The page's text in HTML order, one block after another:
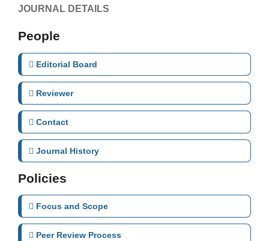
JOURNAL DETAILS
People
Editorial Board
Reviewer
Contact
Journal History
Policies
Focus and Scope
Peer Review Process